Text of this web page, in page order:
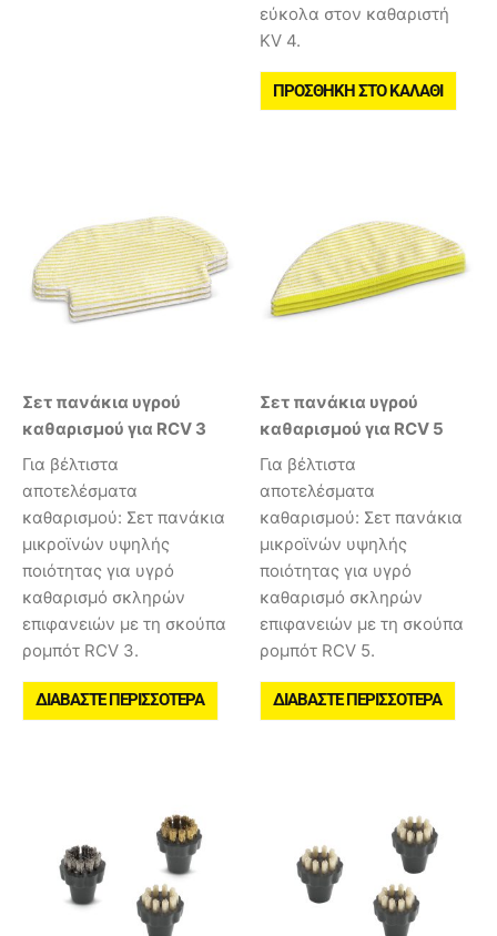
εύκολα στον καθαριστή
KV 4.
ΠΡΟΣΘΉΚΗ ΣΤΟ ΚΑΛΆΘΙ
Σετ πανάκια υγρού
καθαρισμού για RCV 3
Για βέλτιστα
αποτελέσματα
καθαρισμού: Σετ πανάκια
μικροϊνών υψηλής
ποιότητας για υγρό
καθαρισμό σκληρών
επιφανειών με τη σκούπα
ρομπότ RCV 3.
ΔΙΑΒΆΣΤΕ ΠΕΡΙΣΣΌΤΕΡΑ
Σετ πανάκια υγρού
καθαρισμού για RCV 5
Για βέλτιστα
αποτελέσματα
καθαρισμού: Σετ πανάκια
μικροϊνών υψηλής
ποιότητας για υγρό
καθαρισμό σκληρών
επιφανειών με τη σκούπα
ρομπότ RCV 5.
ΔΙΑΒΆΣΤΕ ΠΕΡΙΣΣΌΤΕΡΑ